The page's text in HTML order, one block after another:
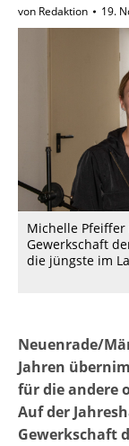
von Redaktion 19.
Michelle
Gewerkschaft
die jüngste im
Neuenrade/
Jahren
für die andere
Auf der
Gewerkschaft